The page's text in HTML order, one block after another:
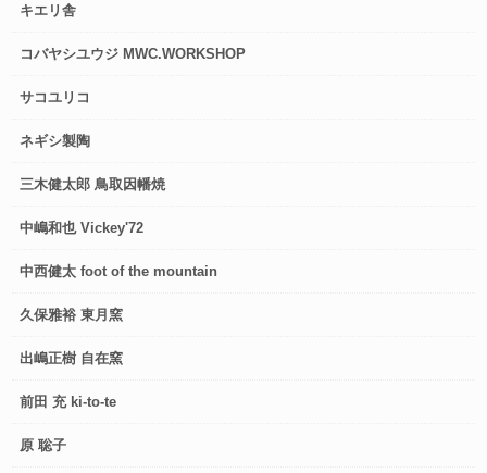
キエリ舎
コバヤシユウジ MWC.WORKSHOP
サコユリコ
ネギシ製陶
三木健太郎 鳥取因幡焼
中嶋和也 Vickey'72
中西健太 foot of the mountain
久保雅裕 東月窯
出嶋正樹 自在窯
前田 充 ki-to-te
原 聡子